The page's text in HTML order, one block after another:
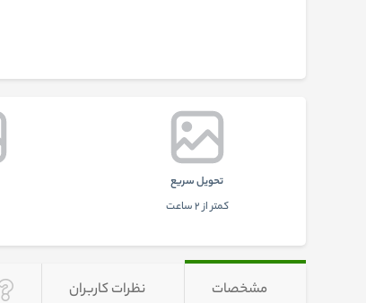
تحويل سريع
کمتر از 2 ساعت
مشخصات نظرات کاربران